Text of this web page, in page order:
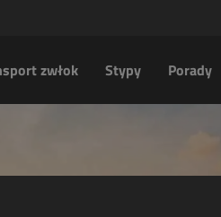
zwłok Stypy Porady